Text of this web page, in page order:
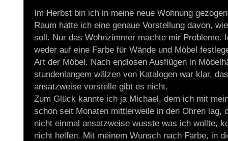
Im Herbst bin ich in meine neue Wohnung
Raum hatte ich eine genaue Vorstellung davon,
soll. Nur das Wohnzimmer machte mir Probleme.
weder auf eine Farbe für Wände und Möbel
Art der Möbel. Nach endlosen Ausflügen in
stundenlangem wälzen von Katalogen war klar,
ansatzweise vorstelle gibt es nicht.
Zum Glück kannte ich ja Michael, dem ich mit
schon seit Monaten mittlerweile in den Ohren lag,
nicht einmal ansatzweise wusste was ich wollte,
nicht helfen. Mit meinem Wunsch nach Farbe, in